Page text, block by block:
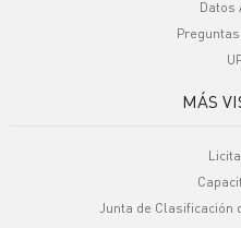
Datos
MÁS
Junta de Clasificación